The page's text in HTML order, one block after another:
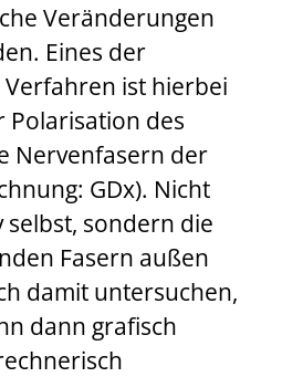
Close
Veränderungen
Eines der
ist hierbei
Polarisation des
Nervenfasern der
GDx). Nicht
sondern die
Fasern außen
damit untersuchen,
dann grafisch